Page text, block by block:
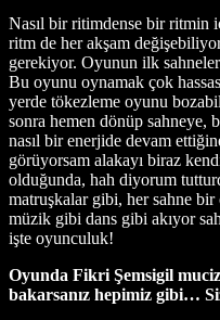
Nasıl bir ritimdense bir ritmin
ritm de her akşam
gerekiyor. Oyunun ilk
Bu oyunu oynamak çok
yerde tökezleme oyunu
sonra hemen dönüp sahneye,
nasıl bir enerjide devam
görüyorsam alakayı biraz
olduğunda, hah diyorum
matruşkalar gibi, her sahne
müzik gibi dans gibi akıyor
işte oyunculuk!
Oyunda Fikri Şemsigil
bakarsanız hepimiz gibi…